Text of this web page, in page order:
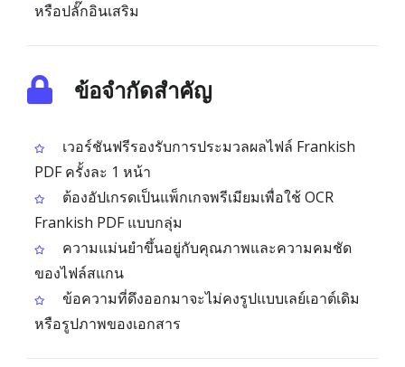
หรือปลั๊กอินเสริม
ข้อจำกัดสำคัญ
เวอร์ชันฟรีรองรับการประมวลผลไฟล์ Frankish
PDF ครั้งละ 1 หน้า
ต้องอัปเกรดเป็นแพ็กเกจพรีเมียมเพื่อใช้ OCR
Frankish PDF แบบกลุ่ม
ความแม่นยำขึ้นอยู่กับคุณภาพและความคมชัด
ของไฟล์สแกน
ข้อความที่ดึงออกมาจะไม่คงรูปแบบเลย์เอาต์เดิม
หรือรูปภาพของเอกสาร